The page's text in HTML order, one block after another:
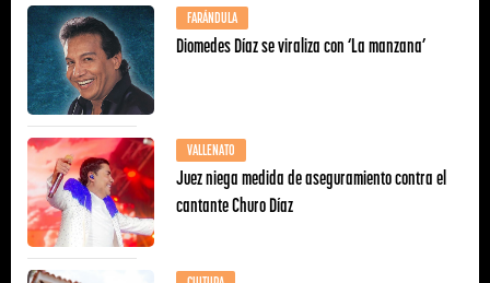
FARÁNDULA
Diomedes Díaz se viraliza con ‘La manzana’
VALLENATO
Juez niega medida de aseguramiento contra el
cantante Churo Díaz